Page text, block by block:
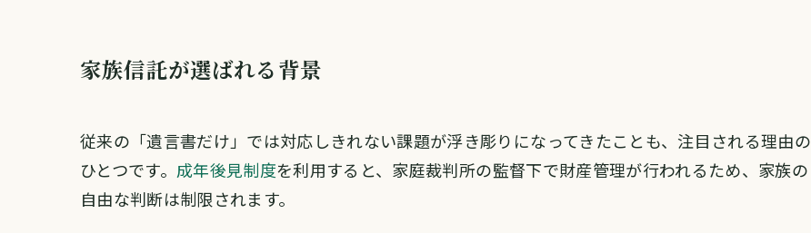
家族信託が選ばれる背景
従来の「遺言書だけ」では対応しきれない課題が浮き彫りになってきたことも、注目される理由の
ひとつです。 成年後見制度を利用すると、家庭裁判所の監督下で財産管理が行われるため、家族の
自由な判断は制限されます。